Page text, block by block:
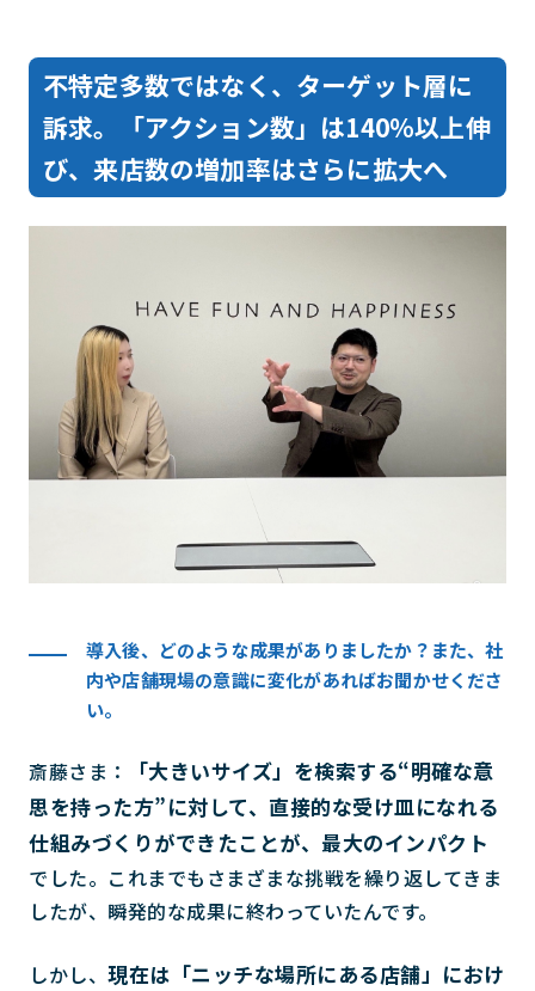
不特定多数ではなく、ターゲット層に
訴求。「アクション数」は140％以上伸
び、来店数の増加率はさらに拡大へ
導入後、どのような成果がありましたか？また、社
内や店舗現場の意識に変化があればお聞かせくださ
い。
斎藤さま：
「大きいサイズ」を検索する“明確な意
思を持った方”に対して、直接的な受け皿になれる
仕組みづくりができたことが、最大のインパクト
でした。これまでもさまざまな挑戦を繰り返してきま
したが、瞬発的な成果に終わっていたんです。
しかし、 現在は「ニッチな場所にある店舗」におけ